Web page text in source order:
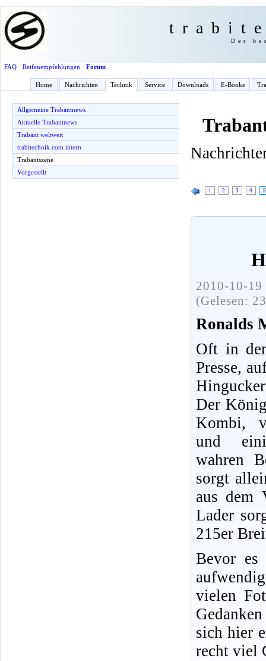
Der
FAQ· Reifenempfehlungen · Forum
Home Nachrichten Technik Service Downloads E-Books
Allgemeine Trabantnews
Aktuelle Trabantnews
Trabant weltweit
trabitechnik.com intern
Trabantszene
Vorgestellt
1 2 3 4 5
2010-10-
(Gelesen:
Ronalds
Oft in
Presse,
Der
Kombi,
und
wahren
sorgt
aus dem
Lader
215er
Bevor es
vielen
sich hier
recht viel